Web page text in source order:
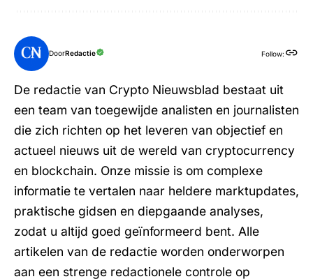
DoorRedactie Follow:
De redactie van Crypto Nieuwsblad bestaat uit
een team van toegewijde analisten en journalisten
die zich richten op het leveren van objectief en
actueel nieuws uit de wereld van cryptocurrency
en blockchain. Onze missie is om complexe
informatie te vertalen naar heldere marktupdates,
praktische gidsen en diepgaande analyses,
zodat u altijd goed geïnformeerd bent. Alle
artikelen van de redactie worden onderworpen
aan een strenge redactionele controle op